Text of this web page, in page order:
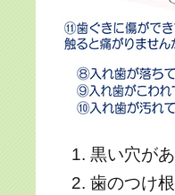
黒い穴が
歯のつけ